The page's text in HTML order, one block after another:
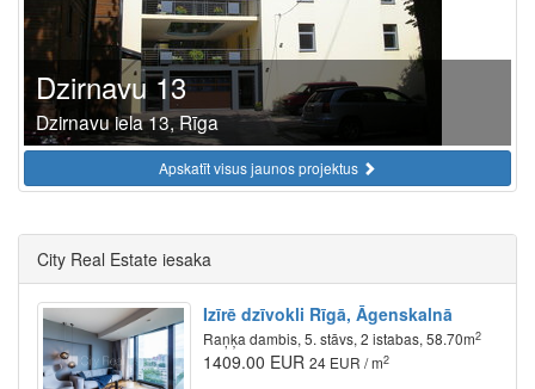
Dzirnavu 13
Dzirnavu iela 13, Rīga
Apskatīt visus jaunos projektus
City Real Estate iesaka
Izīrē dzīvokli Rīgā, Āgenskalnā
Raņķa dambis, 5. stāvs, 2 istabas, 58.70m2
1409.00 EUR 24 EUR / m2